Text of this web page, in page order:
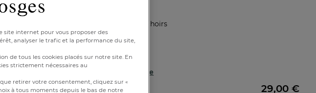
6 mouchoirs
40x40cm
Ajouter une broderie
Disponible 29,00 €
site internet pour vous proposer des
analyser le trafic et la performance du site,
de tous les cookies placés sur notre site. En
strictement nécessaires au
retirer votre consentement, cliquez sur «
à tous moments depuis le bas de notre